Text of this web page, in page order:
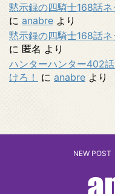
黙示録の四騎士168話
に anabre より
黙示録の四騎士168話
に 匿名 より
ハンターハンター402
けろ！
に anabre より
NEW POST